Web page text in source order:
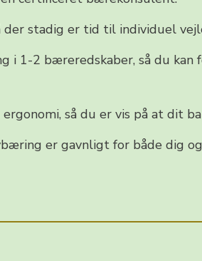
der stadig er tid til individuel
i 1-2 bæreredskaber, så du
ergonomi, så du er vis på at dit
er gavnligt for både dig